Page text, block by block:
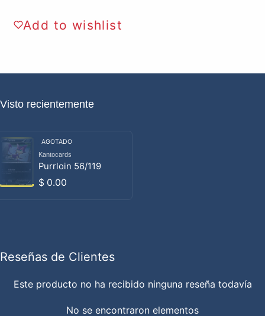
Add to wishlist
Visto recientemente
AGOTADO
Proveedor:
Kantocards
Purrloin 56/119
Precio habitual
$ 0.00
Reseñas de Clientes
Este producto no ha recibido ninguna reseña todavía
No se encontraron elementos